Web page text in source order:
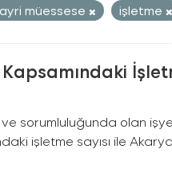
müessese işletme
Kapsamındaki
sorumluluğunda olan
işletme sayısı ile